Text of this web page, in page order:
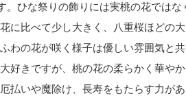
ひな祭りの飾りには実桃の花ではな
に比べて少し大きく、八重桜ほどの
わの花が咲く様子は優しい雰囲気と
好きですが、桃の花の柔らかく華や
払いや魔除け、長寿をもたらす力が